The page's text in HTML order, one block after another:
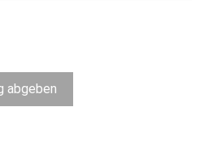
abgeben